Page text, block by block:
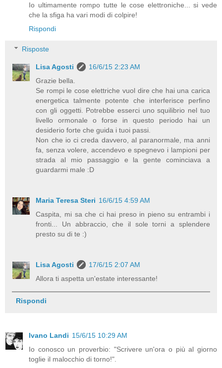
Io ultimamente rompo tutte le cose elettroniche... si vede
che la sfiga ha vari modi di colpire!
Rispondi
Risposte
Lisa Agosti
16/6/15 2:23 AM
Grazie bella.
Se rompi le cose elettriche vuol dire che hai una carica
energetica talmente potente che interferisce perfino
con gli oggetti. Potrebbe esserci uno squilibrio nel tuo
livello ormonale o forse in questo periodo hai un
desiderio forte che guida i tuoi passi.
Non che io ci creda davvero, al paranormale, ma anni
fa, senza volere, accendevo e spegnevo i lampioni per
strada al mio passaggio e la gente cominciava a
guardarmi male :D
Maria Teresa Steri 16/6/15 4:59 AM
Caspita, mi sa che ci hai preso in pieno su entrambi i
fronti... Un abbraccio, che il sole torni a splendere
presto su di te :)
Lisa Agosti
17/6/15 2:07 AM
Allora ti aspetta un'estate interessante!
Rispondi
Ivano Landi 15/6/15 10:29 AM
Io conosco un proverbio: "Scrivere un'ora o più al giorno
toglie il malocchio di torno!".